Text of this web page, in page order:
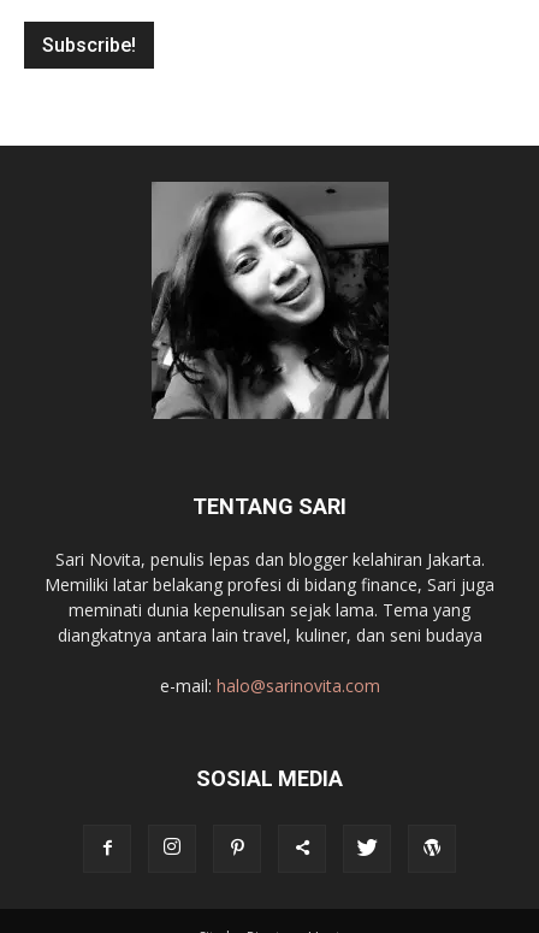
TENTANG SARI
Sari Novita, penulis lepas dan blogger kelahiran Jakarta.
Memiliki latar belakang profesi di bidang finance, Sari juga
meminati dunia kepenulisan sejak lama. Tema yang
diangkatnya antara lain travel, kuliner, dan seni budaya
e-mail: halo@sarinovita.com
SOSIAL MEDIA